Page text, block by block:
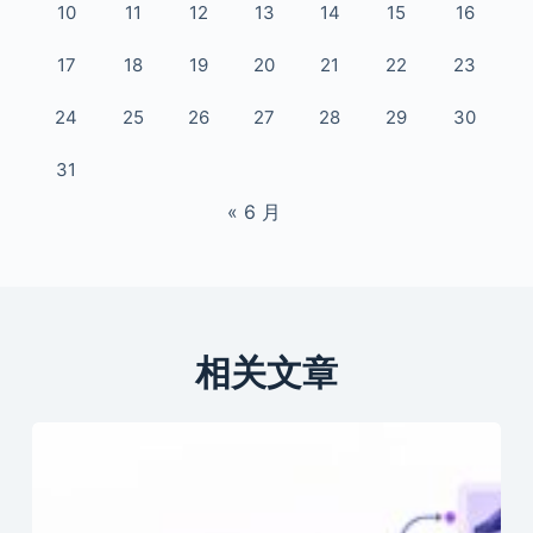
10 11 12 13 14 15 16
17 18 19 20 21 22 23
24 25 26 27 28 29 30
31
« 6 月
相关文章